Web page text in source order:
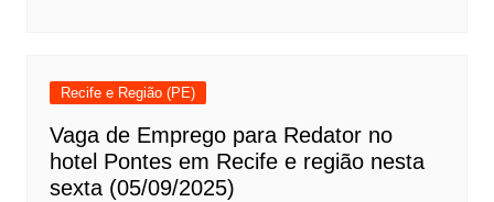
Recife e Região (PE)
Vaga de Emprego para Redator no
hotel Pontes em Recife e região nesta
sexta (05/09/2025)